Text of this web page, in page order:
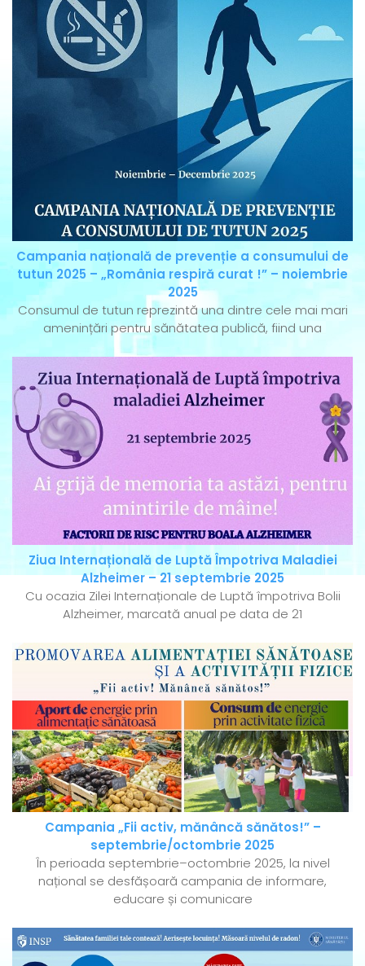
Campania națională de prevenție a consumului de
tutun 2025 – „România respiră curat !” – noiembrie
2025
Consumul de tutun reprezintă una dintre cele mai mari
amenințări pentru sănătatea publică, fiind una
Ziua Internațională de Luptă Împotriva Maladiei
Alzheimer – 21 septembrie 2025
Cu ocazia Zilei Internaționale de Luptă împotriva Bolii
Alzheimer, marcată anual pe data de 21
Campania „Fii activ, mănâncă sănătos!” –
septembrie/octombrie 2025
În perioada septembrie–octombrie 2025, la nivel
național se desfășoară campania de informare,
educare și comunicare